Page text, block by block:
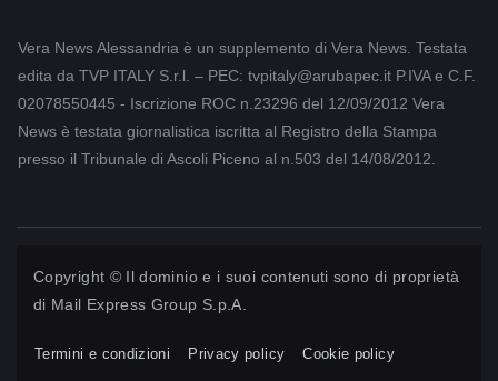
Vera News Alessandria è un supplemento di Vera News. Testata
edita da TVP ITALY S.r.l. – PEC: tvpitaly@arubapec.it P.IVA e C.F.
02078550445 - Iscrizione ROC n.23296 del 12/09/2012 Vera
News è testata giornalistica iscritta al Registro della Stampa
presso il Tribunale di Ascoli Piceno al n.503 del 14/08/2012.
Copyright © Il dominio e i suoi contenuti sono di proprietà
di Mail Express Group S.p.A.
Termini e condizioni Privacy policy Cookie policy